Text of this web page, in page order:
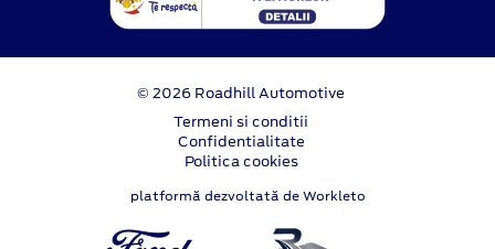
© 2026 Roadhill Automotive
Termeni si conditii
Confidentialitate
Politica cookies
platformă dezvoltată de Workleto